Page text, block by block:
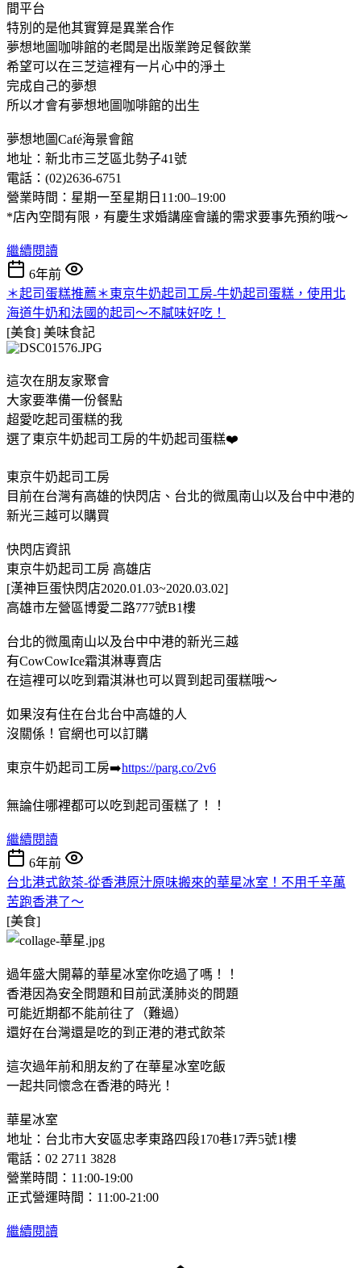
間平台
特別的是他其實算是異業合作
夢想地圖咖啡館的老闆是出版業跨足餐飲業
希望可以在三芝這裡有一片心中的淨土
完成自己的夢想
所以才會有夢想地圖咖啡館的出生
夢想地圖Café海景會館
地址：新北市三芝區北勢子41號
電話：(02)2636-6751
營業時間：星期一至星期日11:00–19:00
*店內空間有限，有慶生求婚講座會議的需求要事先預約哦～
繼續閱讀
6年前
＊起司蛋糕推薦＊東京牛奶起司工房-牛奶起司蛋糕，使用北
海道牛奶和法國的起司～不膩味好吃！
[美食] 美味食記
這次在朋友家聚會
大家要準備一份餐點
超愛吃起司蛋糕的我
選了東京牛奶起司工房的牛奶起司蛋糕❤️
東京牛奶起司工房
目前在台灣有高雄的快閃店、台北的微風南山以及台中中港的
新光三越可以購買
快閃店資訊
東京牛奶起司工房 高雄店
[漢神巨蛋快閃店2020.01.03~2020.03.02]
高雄市左營區博愛二路777號B1樓
台北的微風南山以及台中中港的新光三越
有CowCowIce霜淇淋專賣店
在這裡可以吃到霜淇淋也可以買到起司蛋糕哦～
如果沒有住在台北台中高雄的人
沒關係！官網也可以訂購
東京牛奶起司工房➡️https://parg.co/2v6
無論住哪裡都可以吃到起司蛋糕了！！
繼續閱讀
6年前
台北港式飲茶-從香港原汁原味搬來的華星冰室！不用千辛萬
苦跑香港了～
[美食]
過年盛大開幕的華星冰室你吃過了嗎！！
香港因為安全問題和目前武漢肺炎的問題
可能近期都不能前往了（難過）
還好在台灣還是吃的到正港的港式飲茶
這次過年前和朋友約了在華星冰室吃飯
一起共同懷念在香港的時光！
華星冰室
地址：台北市大安區忠孝東路四段170巷17弄5號1樓
電話：02 2711 3828
營業時間：11:00-19:00
正式營運時間：11:00-21:00
繼續閱讀